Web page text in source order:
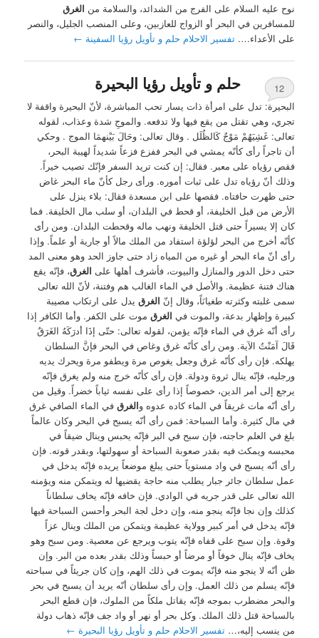
نوح عليه السلام على الفرج من الشدائد، والسلامة من الغرق
للمسافرين في البحر أو الزواج للعازبين، وعلى المنصب الجليل، والنصر
على الأعداء….تفسير الاحلام حلم و تأويل رؤيا السفينة ←
حلم و تأويل رؤيا البحيرة
12
البحيرة: تدل على امرأة ذات يسار تحب المباشرة، لأنّ البحيرة واقفة لا
تجري، وهي تقتل من يقع فيها ولا تدفعه. والموجِ شدة وعذاب، لقوله
تعالى: غَشِيَهُمْ مَوْجٌ كَالظُلَل . وقال تعالى: وحَالَ بَيْنهمَا الموج . وحكي
أن تاجراً رأى كأنّه يمشي في البحر ففزع فزعاً شديداً لهيبة البحر،
فقص رؤياه على معبر. فقال: إن كنت تريد السفر فإنّك تصيب خيراً.
وذلك أنّ رؤياه تدل على ثبات أموره. ورأى رجل كأنّ ماء البحر غاض
حتى ظهرت حافتاه. فقصها على ابن مسعدة فقال: بلاء ينزل على
الأرض من قبل الخليفة، أو قحط في البلدان، أو سلب مال الخليفة. فما
كان إلا يسيراً حتى قتل الخليفة ونهب ماله وقحطت البلدان. ومن رأى
كأنّه أخرج من البحر لؤلؤة استفاد من الملك مالاً أو جارية أو علماً. وإذا
رأى أنّ ماء البحر أو غيره من المياه زاد حتى جاوز الحد وهو معنى المد
حتى دخل الدور والمنازل والبيوت، فأشرف أهلها على الغرق، فإنّه يقع
هناك فتنة عظيمة. والأصل في الماء الغالب هم وفتنة، لأنّ الله تعالى
سمى غلبته وكثرته طغيانَاً، وقال إنّ الغرق يدل على ارتكاب مصيبة
كبيرة وإظهار بدعة، والموت في الغرق موت على الكفر. وأما الكافر إذا
رأى أنّه غرق في الماء فإنّه يؤمن، لقوله تعالى: حتّى إذَا أدرَكَهُ الغَرَقُ
قَالَ آمَنْتُ الآية. ومن رأى كأنّه غرق وغاص في البحر فإنَّ السلطان
يهلكه. فإن رأى كأنّه غرق وجعل يغوص مرة ويطفو مرة ويحرك يديه
ورجليه، فإنّه ينال ثروة ودولة. فإن رأى كأنّه خرج منه ولم يغرق فإنّه
يرجع إلى أمر الدين، خصوصاً إذا رأى على نفسه ثياباً خضراً. وقيل من
رأى أنّه مات غريقاً في الماء كاده عدوه والغرق في الماء الصافي غرق
في مال كثيرة. وأما السباحة: فمن رأى أنّه يسبح في البحر وكان عالماً
بلغ في العلم حاجته، فإن سبح في البر فإنّه يحبس وينال ضيقاً في
محبسه ويمكث فيه بقدر صعوبة السباحة أو سهولتها، وبقدر قوته. فإن
رأى أنّه يسبح في واد مستوياً حتى يبلغ موضعاً يريده فإنّه يدخل في
عمل سلطان جائر جبار يطلب منه حاجة يقضيها له ويتمكن منه ويؤمنه
الله تعالى على قدر جريه في الوادي. فإن خافه فإنّه يخاف سلطاناً
كذلك وإن نجا فإنّه ينجو منه، وإن دخل لجة البحر وأحسن السباحة فيها
فإنّه يدخل في أمر كبير وولاية عظيمة ويتمكن من الملك وينال عزاً
وقوة. وإن سبح على قفاه فإنّه يتوب ويرجع عن معصية. ومن سبح وهو
يخاف فإنّه ينال خوفاً أو مرضاً أو حبساً وذلك بقدر بعده من البر. وإن
ظن أنّه لا ينجو منه فإنّه يموت في ذلك الهم، وإن كان جريئاً في سباحته
فإنّه يسلم من ذلك العمل. وإن رأى سلطان أنّه يريد أن يسبح في بحر
والبحر مضطرب بموجه فإنّه يقاتل ملكاً من الملوك، فإن قطع البحر
بالسباحة قتل ذلك الملك. وكل بحر أو نهر أو واد جف فإنّه ذهاب دولة
من ينسب إليه،…تفسير الاحلام حلم و تأويل رؤيا البحيرة ←